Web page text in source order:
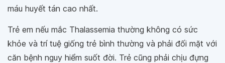
máu huyết tán cao nhất.
Trẻ em nếu mắc Thalassemia thường không có sức
khỏe và trí tuệ giống trẻ bình thường và phải đối mặt với
căn bệnh nguy hiểm suốt đời. Trẻ cũng phải chịu đựng